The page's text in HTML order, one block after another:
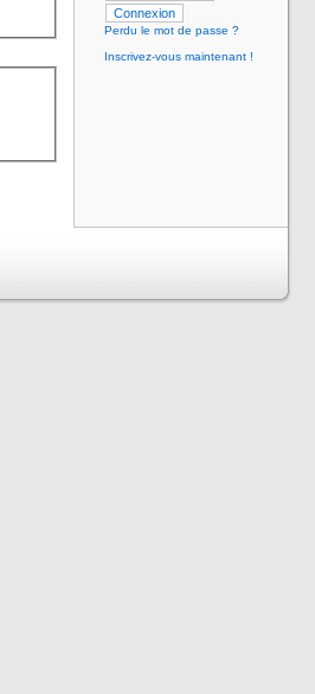
Perdu le mot de passe ?
Inscrivez-vous maintenant !